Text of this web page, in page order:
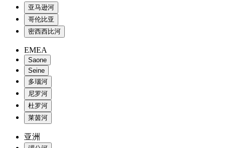
亚马逊河
哥伦比亚
密西西比河
EMEA
Saone
Seine
多瑙河
尼罗河
杜罗河
莱茵河
亚洲